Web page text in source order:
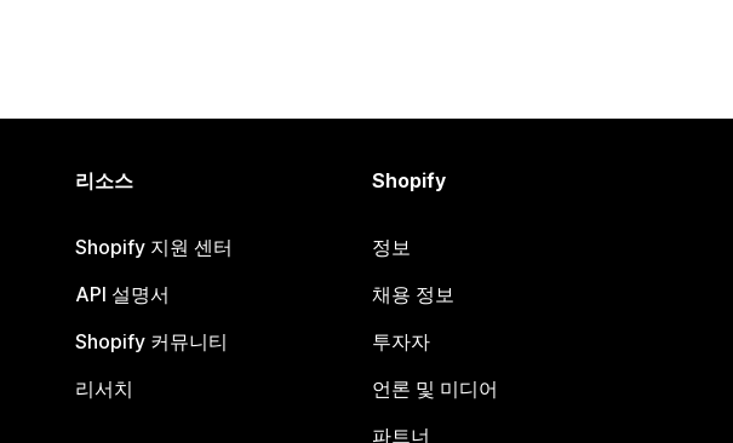
리소스
Shopify 지원 센터
API 설명서
Shopify 커뮤니티
리서치
Shopify
정보
채용 정보
투자자
언론 및 미디어
파트너